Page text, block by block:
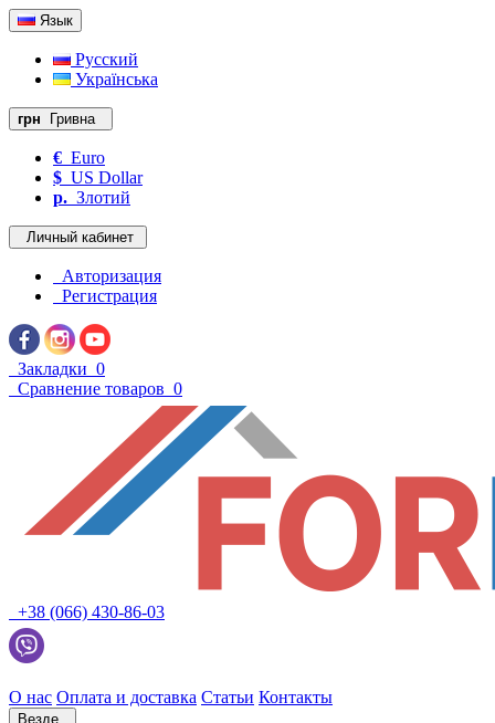
Язык
Русский
Українська
грн Гривна
€ Euro
$ US Dollar
р. Злотий
Личный кабинет
Авторизация
Регистрация
Закладки 0
Сравнение товаров 0
+38 (066) 430-86-03
О нас Оплата и доставка Статьи Контакты
Везде